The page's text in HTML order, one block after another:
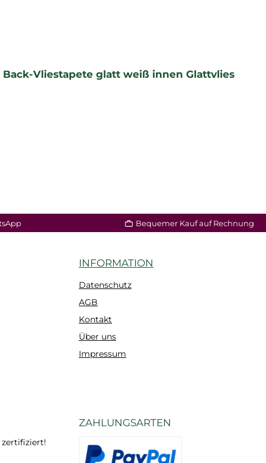
Vliestapete glatt weiß innen Glattvlies
Bequemer Kauf auf Rechnung
INFORMATION
Datenschutz
AGB
Kontakt
Über uns
Impressum
zertifiziert!
ZAHLUNGSARTEN